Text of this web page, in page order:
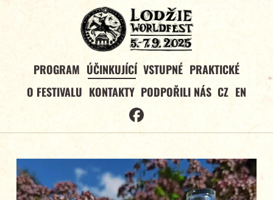
PROGRAM ÚČINKUJÍCÍ VSTUPNÉ PRAKTICKÉ
O FESTIVALU KONTAKTY PODPOŘILI NÁS CZ EN